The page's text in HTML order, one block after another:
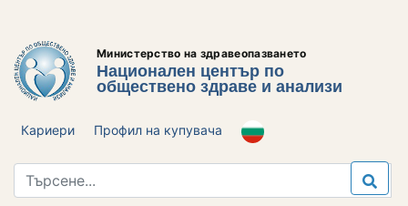
Министерство на здравеопазването
Национален център по
обществено здраве и анализи
Кариери Профил на купувача